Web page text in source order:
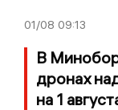
01/08 09:13
В
дронах
на 1